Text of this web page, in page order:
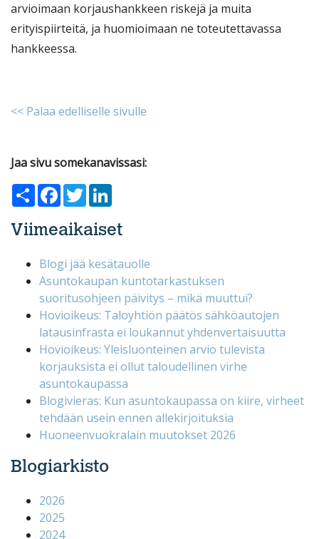
arvioimaan korjaushankkeen riskejä ja muita
erityispiirteitä, ja huomioimaan ne toteutettavassa
hankkeessa.
<< Palaa edelliselle sivulle
Jaa sivu somekanavissasi:
ShareFacebook
Twitter
Viimeaikaiset
Blogi jää kesätauolle
Asuntokaupan kuntotarkastuksen
suoritusohjeen päivitys – mikä muuttui?
Hovioikeus: Taloyhtiön päätös sähköautojen
latausinfrasta ei loukannut yhdenvertaisuutta
Hovioikeus: Yleisluonteinen arvio tulevista
korjauksista ei ollut taloudellinen virhe
asuntokaupassa
Blogivieras: Kun asuntokaupassa on kiire, virheet
tehdään usein ennen allekirjoituksia
Huoneenvuokralain muutokset 2026
Blogiarkisto
2026
2025
2024